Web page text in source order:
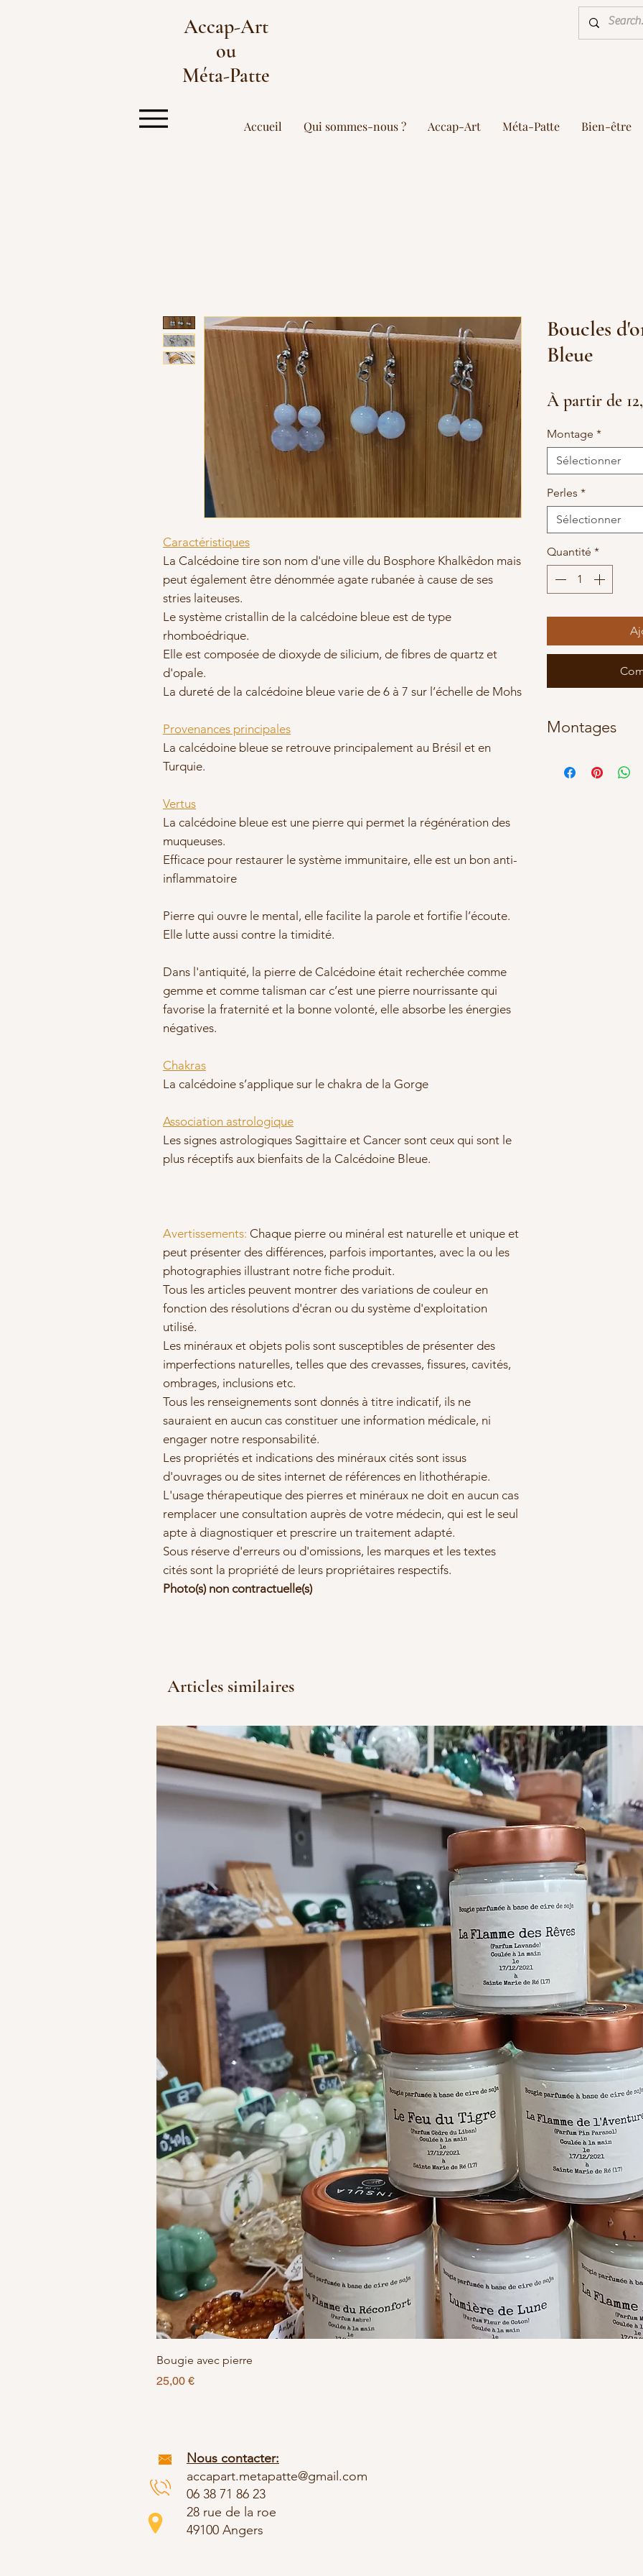
Accap-Art
ou
Méta-Patte
Accueil Qui sommes-nous ? Accap-Art Méta-Patte Bien-être
Caractéristiques
La Calcédoine tire son nom d'une ville du Bosphore Khalkêdon mais
peut également être dénommée agate rubanée à cause de ses
stries laiteuses.
Le système cristallin de la calcédoine bleue est de type
rhomboédrique.
Elle est composée de dioxyde de silicium, de fibres de quartz et
d'opale.
La dureté de la calcédoine bleue varie de 6 à 7 sur l’échelle de Mohs
Provenances principales
La calcédoine bleue se retrouve principalement au Brésil et en
Turquie.
Vertus
La calcédoine bleue est une pierre qui permet la régénération des
muqueuses.
Efficace pour restaurer le système immunitaire, elle est un bon anti-
inflammatoire
Pierre qui ouvre le mental, elle facilite la parole et fortifie l’écoute.
Elle lutte aussi contre la timidité.
Dans l'antiquité, la pierre de Calcédoine était recherchée comme
gemme et comme talisman car c’est une pierre nourrissante qui
favorise la fraternité et la bonne volonté, elle absorbe les énergies
négatives.
Chakras
La calcédoine s’applique sur le chakra de la Gorge
Association astrologique
Les signes astrologiques Sagittaire et Cancer sont ceux qui sont le
plus réceptifs aux bienfaits de la Calcédoine Bleue.
Avertissements: Chaque pierre ou minéral est naturelle et unique et
peut présenter des différences, parfois importantes, avec la ou les
photographies illustrant notre fiche produit.
Tous les articles peuvent montrer des variations de couleur en
fonction des résolutions d'écran ou du système d'exploitation
utilisé.
Les minéraux et objets polis sont susceptibles de présenter des
imperfections naturelles, telles que des crevasses, fissures, cavités,
ombrages, inclusions etc.
Tous les renseignements sont donnés à titre indicatif, ils ne
sauraient en aucun cas constituer une information médicale, ni
engager notre responsabilité.
Les propriétés et indications des minéraux cités sont issus
d'ouvrages ou de sites internet de références en lithothérapie.
L'usage thérapeutique des pierres et minéraux ne doit en aucun cas
remplacer une consultation auprès de votre médecin, qui est le seul
apte à diagnostiquer et prescrire un traitement adapté.
Sous réserve d'erreurs ou d'omissions, les marques et les textes
cités sont la propriété de leurs propriétaires respectifs.
Photo(s) non contractuelle(s)
Boucles
Bleue
À partir de
Montage *
Sélectionner
Perles *
Sélectionner
Quantité *
Montages
nos soins. Nous
Articles similaires
Bougie avec pierre
Prix
25,00 €
Nous contacter:
accapart.metapatte@gmail.com
06 38 71 86 23
28 rue de la roe
49100 Angers